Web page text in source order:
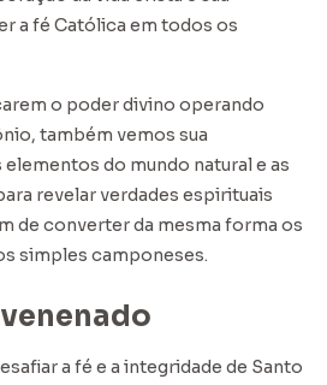
a fé Católica em todos os
o poder divino operando
também vemos sua
do mundo natural e as
revelar verdades espirituais
de converter da mesma forma os
simples camponeses.
a fé e a integridade de Santo